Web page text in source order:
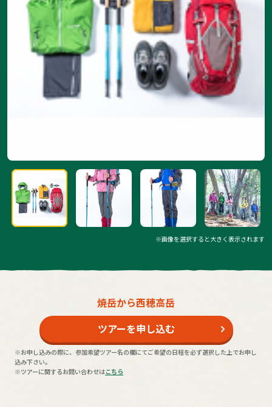
※画像を選択すると大きく表示されます
焼岳から西穂高岳
ツアーを申し込む
※お申し込みの際に、参加希望ツアー名の欄にてご希望の日程を必ず選択した上でお申し
込み下さい。
※ツアーに関するお問い合わせはこちら